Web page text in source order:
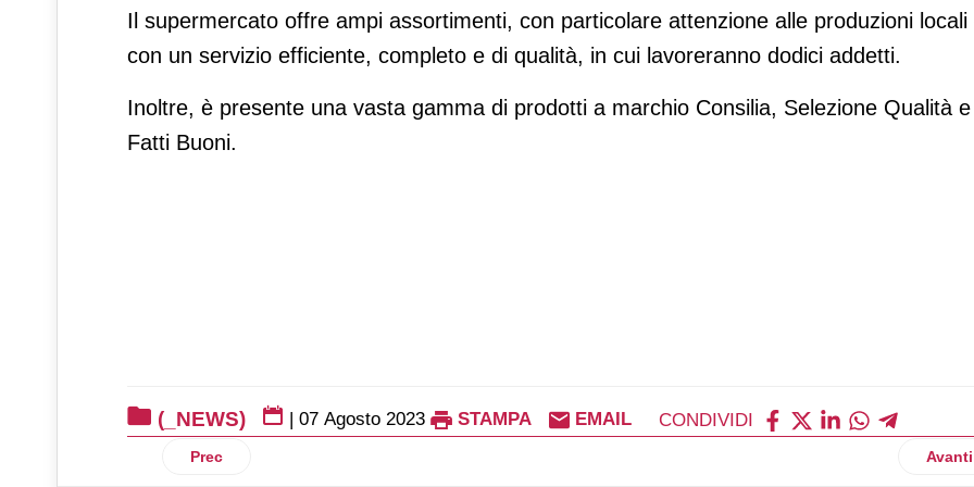
Il supermercato offre ampi assortimenti, con particolare attenzione alle produzioni locali
con un servizio efficiente, completo e di qualità, in cui lavoreranno dodici addetti.
Inoltre, è presente una vasta gamma di prodotti a marchio Consilia, Selezione Qualità e
Fatti Buoni.
(_NEWS) | 07 Agosto 2023 STAMPA EMAIL CONDIVIDI
Articolo precedente: Gruppo Selex: ordini on line da casa e ritiri in store con un click (and collect!)
Prec Avanti